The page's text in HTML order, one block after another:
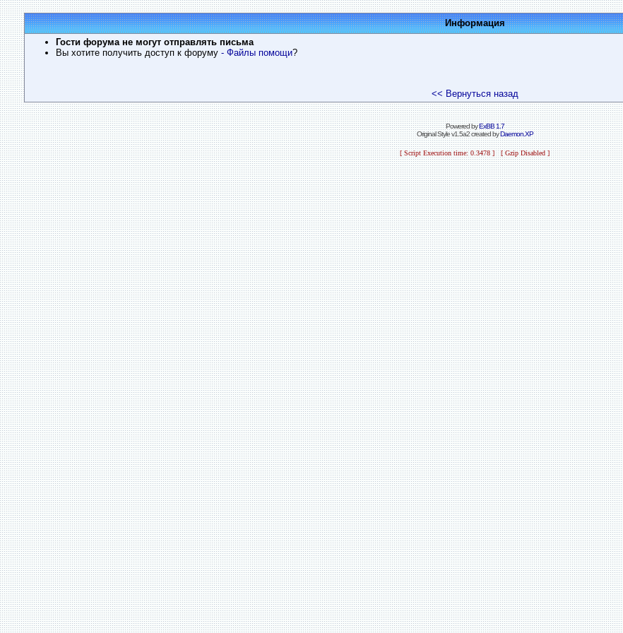
Информация
Гости форума не могут отправлять письма
Вы хотите получить доступ к форуму - Файлы помощи?
<< Вернуться назад
Powered byExBB 1.7
Original Style v1.5a2 created byDaemon.XP
[ Script Execution time: 0.3478 ] [ Gzip Disabled ]